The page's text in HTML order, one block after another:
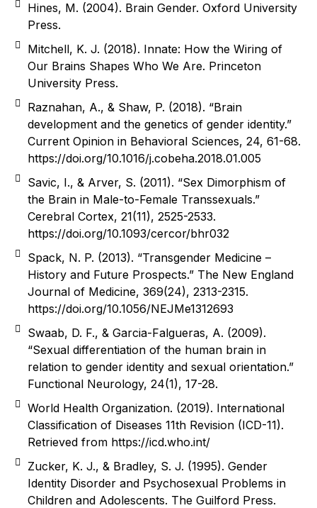
Hines, M. (2004). Brain Gender. Oxford University
Press.
Mitchell, K. J. (2018). Innate: How the Wiring of
Our Brains Shapes Who We Are. Princeton
University Press.
Raznahan, A., & Shaw, P. (2018). “Brain
development and the genetics of gender identity.”
Current Opinion in Behavioral Sciences, 24, 61-68.
https://doi.org/10.1016/j.cobeha.2018.01.005
Savic, I., & Arver, S. (2011). “Sex Dimorphism of
the Brain in Male-to-Female Transsexuals.”
Cerebral Cortex, 21(11), 2525-2533.
https://doi.org/10.1093/cercor/bhr032
Spack, N. P. (2013). “Transgender Medicine –
History and Future Prospects.” The New England
Journal of Medicine, 369(24), 2313-2315.
https://doi.org/10.1056/NEJMe1312693
Swaab, D. F., & Garcia-Falgueras, A. (2009).
“Sexual differentiation of the human brain in
relation to gender identity and sexual orientation.”
Functional Neurology, 24(1), 17-28.
World Health Organization. (2019). International
Classification of Diseases 11th Revision (ICD-11).
Retrieved from https://icd.who.int/
Zucker, K. J., & Bradley, S. J. (1995). Gender
Identity Disorder and Psychosexual Problems in
Children and Adolescents. The Guilford Press.